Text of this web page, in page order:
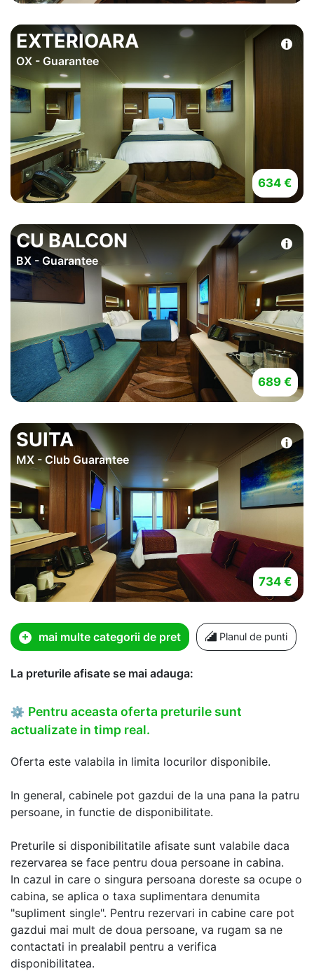
EXTERIOARA
OX - Guarantee
634 €
CU BALCON
BX - Guarantee
689 €
SUITA
MX - Club Guarantee
734 €
mai multe categorii de pret Planul de punti
La preturile afisate se mai adauga:
⚙ Pentru aceasta oferta preturile sunt
actualizate in timp real.
Oferta este valabila in limita locurilor disponibile.
In general, cabinele pot gazdui de la una pana la patru
persoane, in functie de disponibilitate.
Preturile si disponibilitatile afisate sunt valabile daca
rezervarea se face pentru doua persoane in cabina.
In cazul in care o singura persoana doreste sa ocupe o
cabina, se aplica o taxa suplimentara denumita
"supliment single". Pentru rezervari in cabine care pot
gazdui mai mult de doua persoane, va rugam sa ne
contactati in prealabil pentru a verifica
disponibilitatea.